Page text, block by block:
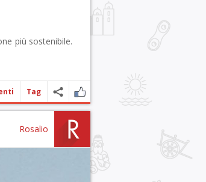
più sostenibile.
Tag
Rosalio